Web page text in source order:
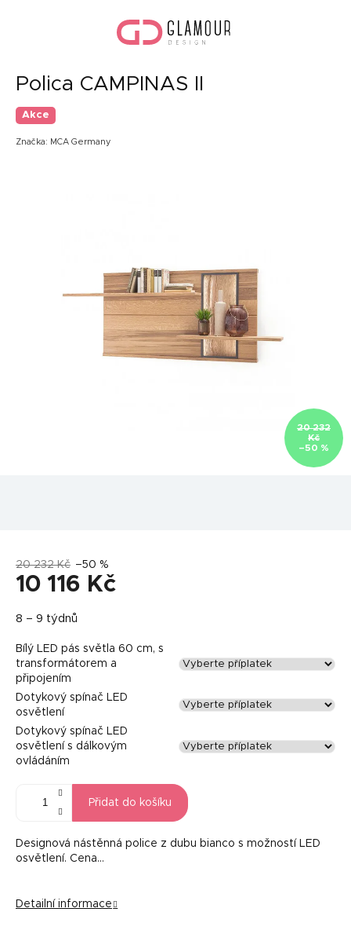
Polica CAMPINAS II
Akce
Značka: MCA Germany
20 232
Kč
–50 %
20 232 Kč –50 %
10 116 Kč
cena:
8 – 9 týdnů
Bílý LED pás světla 60 cm, s
transformátorem a
připojením
Dotykový spínač LED
osvětlení
Dotykový spínač LED
osvětlení s dálkovým
ovládáním
Přidat do košíku
Designová nástěnná police z dubu bianco s možností LED
osvětlení. Cena...
Detailní informace